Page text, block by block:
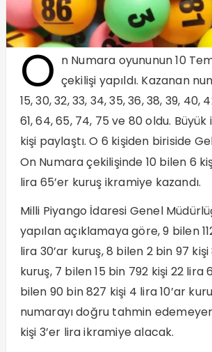
O n Numara oyununun 10
çekilişi yapıldı. Kazanan
15, 30, 32, 33, 34, 35, 36, 38, 39, 40,
61, 64, 65, 74, 75 ve 80 oldu.
kişi paylaştı. O 6 kişiden biriside
On Numara çekilişinde 10 bilen 6
lira 65’er kuruş ikramiye kazandı.
Milli Piyango İdaresi Genel
yapılan açıklamaya göre, 9 bilen
lira 30’ar kuruş, 8 bilen 2 bin 97
kuruş, 7 bilen 15 bin 792 kişi 22 lira
bilen 90 bin 827 kişi 4 lira 10’ar
numarayı doğru tahmin
kişi 3’er lira ikramiye alacak.